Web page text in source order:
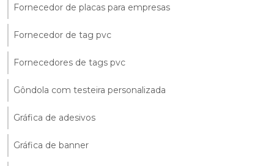
Fornecedor de placas para empresas
Fornecedor de tag pvc
Fornecedores de tags pvc
Gôndola com testeira personalizada
Gráfica de adesivos
Gráfica de banner